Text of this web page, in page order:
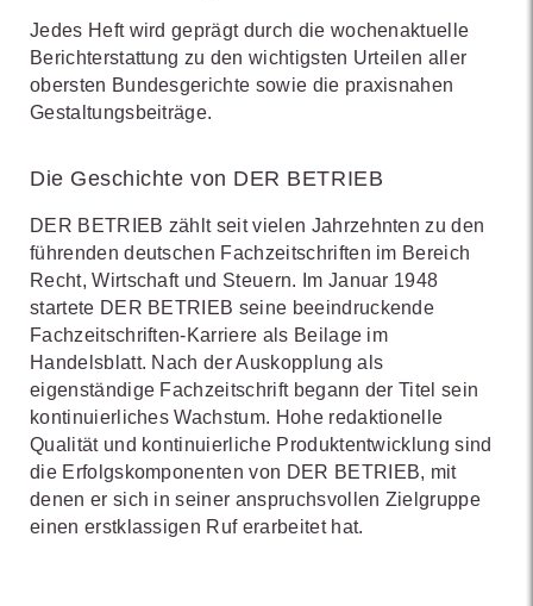
Jedes Heft wird geprägt durch die wochenaktuelle
Berichterstattung zu den wichtigsten Urteilen aller
obersten Bundesgerichte sowie die praxisnahen
Gestaltungsbeiträge.
Die Geschichte von DER BETRIEB
DER BETRIEB zählt seit vielen Jahrzehnten zu den
führenden deutschen Fachzeitschriften im Bereich
Recht, Wirtschaft und Steuern. Im Januar 1948
startete DER BETRIEB seine beeindruckende
Fachzeitschriften-Karriere als Beilage im
Handelsblatt. Nach der Auskopplung als
eigenständige Fachzeitschrift begann der Titel sein
kontinuierliches Wachstum. Hohe redaktionelle
Qualität und kontinuierliche Produktentwicklung sind
die Erfolgskomponenten von DER BETRIEB, mit
denen er sich in seiner anspruchsvollen Zielgruppe
einen erstklassigen Ruf erarbeitet hat.